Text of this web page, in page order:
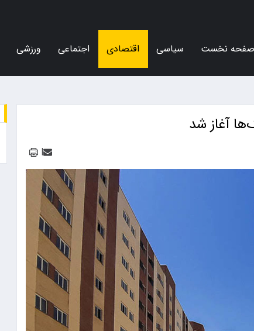
صفحه نخست سیاسی اقتصادی اجتماعی ورزشی
آغاز شد
|